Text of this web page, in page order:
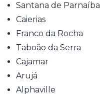
Santana de Parnaíba
Caierias
Franco da Rocha
Taboão da Serra
Cajamar
Arujá
Alphaville